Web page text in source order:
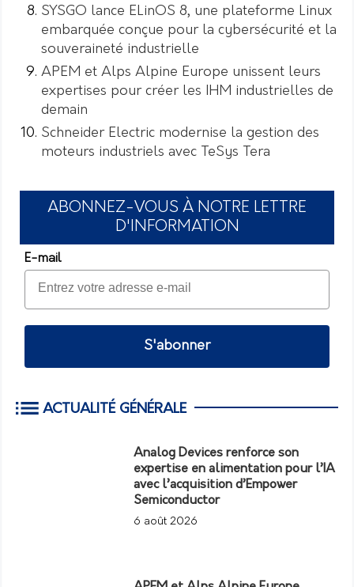
SYSGO lance ELinOS 8, une plateforme Linux
embarquée conçue pour la cybersécurité et la
souveraineté industrielle
APEM et Alps Alpine Europe unissent leurs
expertises pour créer les IHM industrielles de
demain
Schneider Electric modernise la gestion des
moteurs industriels avec TeSys Tera
ABONNEZ-VOUS À NOTRE LETTRE
D'INFORMATION
E-mail
S'abonner
ACTUALITÉ GÉNÉRALE
Analog Devices renforce son
expertise en alimentation pour l’IA
avec l’acquisition d’Empower
Semiconductor
6 août 2026